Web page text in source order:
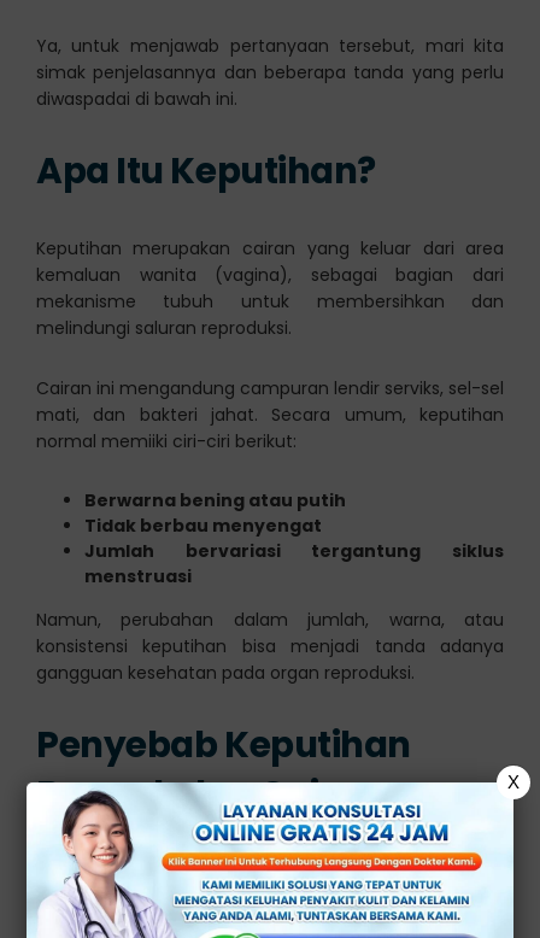
Ya, untuk menjawab pertanyaan tersebut, mari kita
simak penjelasannya dan beberapa tanda yang perlu
diwaspadai di bawah ini.
Apa Itu Keputihan?
Keputihan merupakan cairan yang keluar dari area
kemaluan wanita (vagina), sebagai bagian dari
mekanisme tubuh untuk membersihkan dan
melindungi saluran reproduksi.
Cairan ini mengandung campuran lendir serviks, sel-sel
mati, dan bakteri jahat. Secara umum, keputihan
normal memiiki ciri-ciri berikut:
Berwarna bening atau putih
Tidak berbau menyengat
Jumlah bervariasi tergantung siklus
menstruasi
Namun, perubahan dalam jumlah, warna, atau
konsistensi keputihan bisa menjadi tanda adanya
gangguan kesehatan pada organ reproduksi.
Penyebab Keputihan
Banyak dan Cair
Keputihan yang banyak dan cair, bisa terjadi akibat
beberapa faktor, baik yang bersifat fisikologis maupun
patologis, antara lain:
X